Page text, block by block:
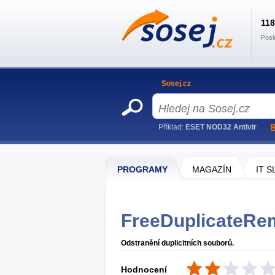
PROGRAMY MAGAZÍN IT
Odstranění duplicitních souborů.
Hodnocení
Sosej.cz
Příklad: ESET NOD32 Antivir